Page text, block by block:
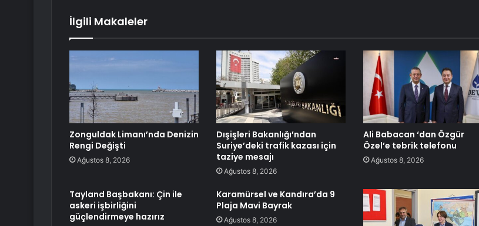
İlgili Makaleler
Zonguldak Limanı’nda Denizin
Rengi Değişti
Ağustos 8, 2026
Dışişleri Bakanlığı’ndan
Suriye’deki trafik kazası için
taziye mesajı
Ağustos 8, 2026
Ali Babacan ‘dan Özgür
Özel’e tebrik telefonu
Ağustos 8, 2026
Tayland Başbakanı: Çin ile
askeri işbirliğini
güçlendirmeye hazırız
Karamürsel ve Kandıra’da 9
Plaja Mavi Bayrak
Ağustos 8, 2026